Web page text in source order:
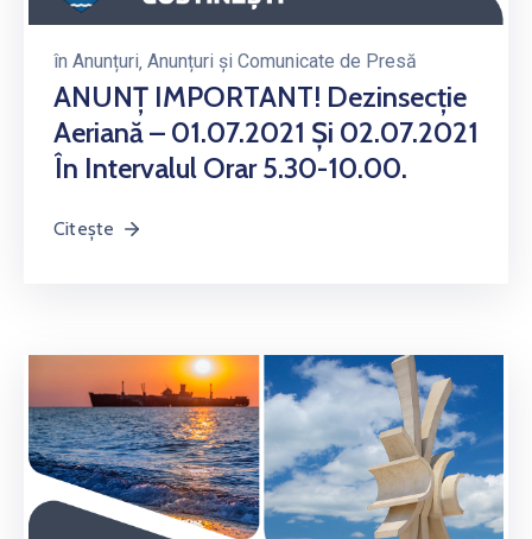
în Anunțuri‚ Anunțuri și Comunicate de Presă
ANUNȚ IMPORTANT! Dezinsecție
Aeriană – 01.07.2021 Și 02.07.2021
În Intervalul Orar 5.30-10.00.
Citește